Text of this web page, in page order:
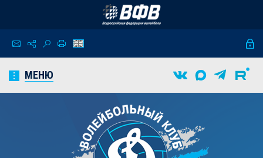
МЕНЮ